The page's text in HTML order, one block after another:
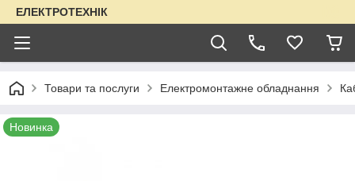
ЕЛЕКТРОТЕХНІК
Товари та послуги Електромонтажне обладнання
Новинка